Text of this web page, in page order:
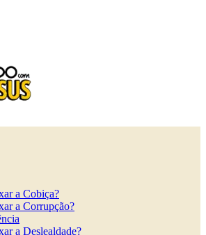
a Cobiça?
a Corrupção?
a Deslealdade?